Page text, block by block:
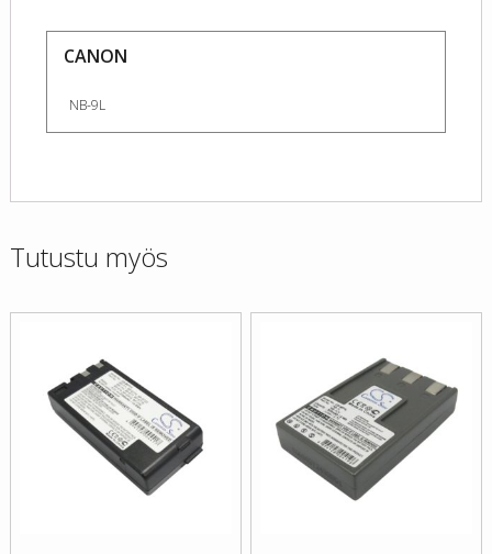
CANON
NB-9L
Tutustu myös